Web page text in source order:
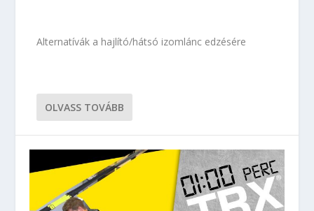
Alternatívák a hajlító/hátsó izomlánc edzésére
OLVASS TOVÁBB